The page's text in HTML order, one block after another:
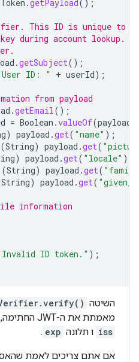
.getPayload ();
This ID is unique to
during account lookup.
.getSubject();
ID: " + userId);
from payload
.getEmail();
= Boolean .valueOf(payload
) payload .get( "name" );
(String) payload .get(
) payload .get( "locale" );
(String) payload .get(
String) payload .get(
information
ID token." );
השיטה
מאמתת את ה-JWT החתימה, ההצהרה
iss ו תלונה exp
.